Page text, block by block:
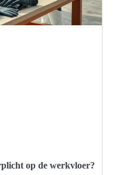
op de werkvloer?